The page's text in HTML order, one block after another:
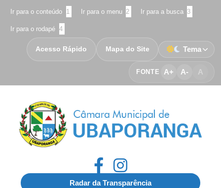
Ir para o conteúdo 1 Ir para o menu 2 Ir para a busca 3
Ir para o rodapé 4
FONTE A+ A- A
Acesso Rápido Mapa do Site Tema
Radar da Transparência